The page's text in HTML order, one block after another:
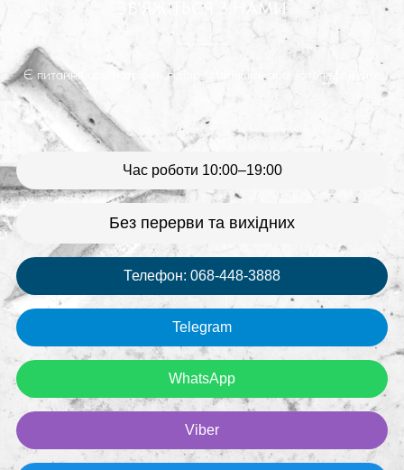
ЗВ'ЯЖІТЬСЯ З НАМИ
Є питання або потрібен підбір? Напишіть або зателефонуйте
Час роботи 10:00–19:00
Без перерви та вихідних
Телефон: 068-448-3888
Telegram
WhatsApp
Viber